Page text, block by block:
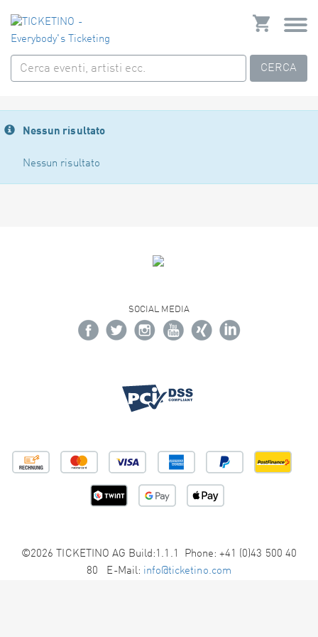
CERCA
Nessun risultato
Nessun risultato
SOCIAL MEDIA
©2026 TICKETINO AG Build:1.1.1 Phone: +41 (0)43 500 40
80 E-Mail: info@ticketino.com